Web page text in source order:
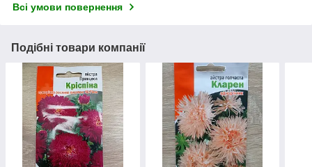
Всі умови повернення
Подібні товари компанії